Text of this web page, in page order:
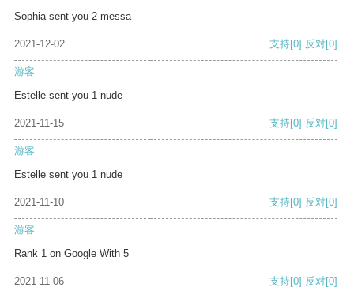
Sophia sent you 2 messa
2021-12-02 支持[0] 反对[0]
游客
Estelle sent you 1 nude
2021-11-15 支持[0] 反对[0]
游客
Estelle sent you 1 nude
2021-11-10 支持[0] 反对[0]
游客
Rank 1 on Google With 5
2021-11-06 支持[0] 反对[0]